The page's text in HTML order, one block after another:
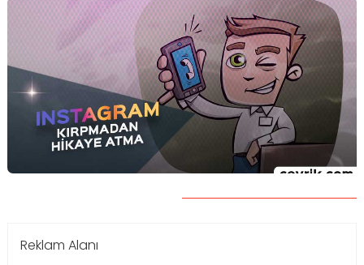
Reklam Alanı